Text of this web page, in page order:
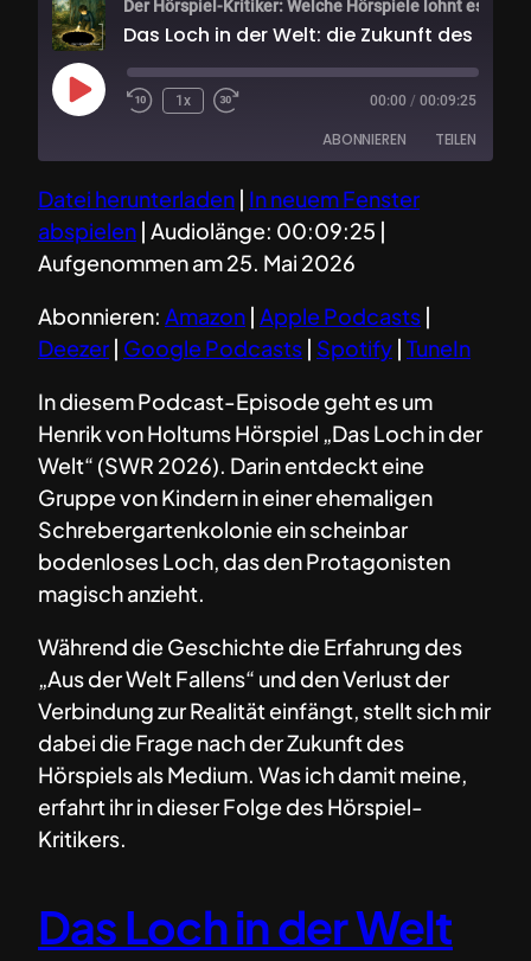
Play
1x 00:00 / 00:09:25
ABONNIEREN TEILEN
Amazon Apple Podcasts
Deezer Google Podcasts
RSS FEED
TEILEN
LINK
EMBED
Datei herunterladen | In neuem Fenster
abspielen | Audiolänge: 00:09:25 |
Aufgenommen am 25. Mai 2026
Abonnieren: Amazon | Apple Podcasts |
Deezer | Google Podcasts | Spotify | TuneIn
In diesem Podcast-Episode geht es um
Henrik von Holtums Hörspiel „Das Loch in der
Welt“ (SWR 2026). Darin entdeckt eine
Gruppe von Kindern in einer ehemaligen
Schrebergartenkolonie ein scheinbar
bodenloses Loch, das den Protagonisten
magisch anzieht.
Während die Geschichte die Erfahrung des
„Aus der Welt Fallens“ und den Verlust der
Verbindung zur Realität einfängt, stellt sich mir
dabei die Frage nach der Zukunft des
Hörspiels als Medium. Was ich damit meine,
erfahrt ihr in dieser Folge des Hörspiel-
Kritikers.
Das Loch in der Welt